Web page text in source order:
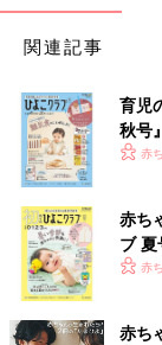
関連記事
育児
秋号
いっ
赤
赤ち
ブ
く！
赤
赤ち